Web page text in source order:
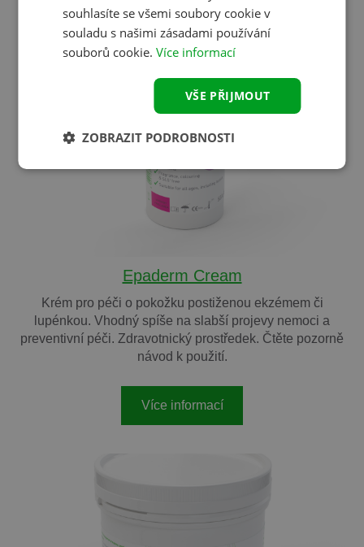
Epaderm Cream
Krém pro péči o pokožku postiženou ekzémem či
lupénkou. Vhodný spíše na slabší projevy nemoci a
preventivní péči. Zdravotnický prostředek. Čtěte pozorně
návod k použití.
Více informací
souhlasíte se všemi soubory cookie v
souladu s našimi zásadami používání
souborů cookie.Více informací
VŠE PŘIJMOUT
ZOBRAZIT PODROBNOSTI